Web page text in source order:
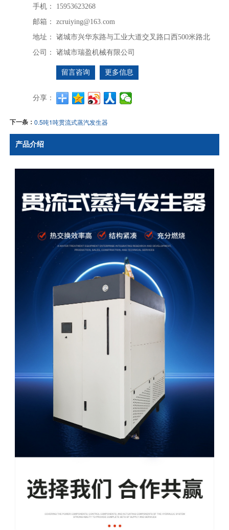
手机：
15953623268
邮箱：
zcruiying@163.com
地址：
诸城市兴华东路与工业大道交叉路口西500米路北
公司：
诸城市瑞盈机械有限公司
留言咨询 更多信息
分享：
下一条：0.5吨1吨贯流式蒸汽发生器
产品介绍